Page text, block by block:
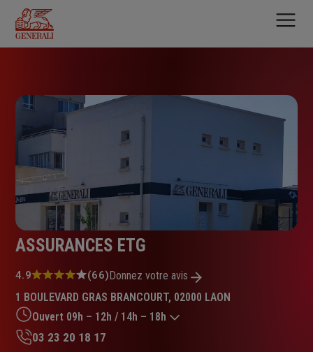
contenu
principal
ASSURANCES ETG
Note
4.9
sur
5
étoiles
4.9 (66)Donnez votre avis
1 BOULEVARD GRAS BRANCOURT, 02000 LAON
Ouvert 09h – 12h / 14h – 18h
03 23 20 18 17